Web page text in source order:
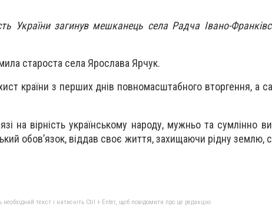
України загинув мешканець села Радча Івано-
староста села Ярослава Ярчук.
країни з перших днів повномасштабного вторгення, а
на вірність українському народу, мужньо та сумлінно
обов’язок, віддав своє життя, захищаючи рідну землю,
текст і натисніть Ctrl + Enter, щоб повідомити про це редакцію